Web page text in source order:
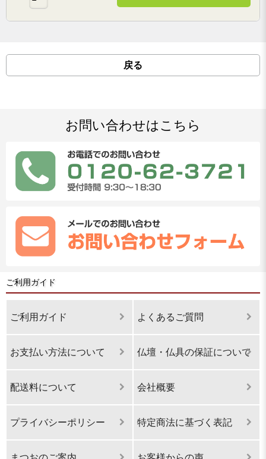
戻る
お問い合わせはこちら
ご利用ガイド
ご利用ガイド よくあるご質問
お支払い方法について 仏壇・仏具の保証について
配送料について 会社概要
プライバシーポリシー 特定商法に基づく表記